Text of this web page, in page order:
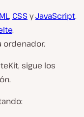
, CSS yJavaScript.
.
ordenador.
sigue los